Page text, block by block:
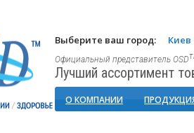
Выберите ваш город: Киев
Официальный представитель OSD
Лучший ассортимент
О КОМПАНИИ